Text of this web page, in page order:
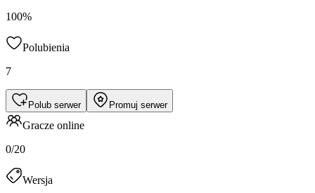
100%
Polubienia
7
Polub serwer Promuj serwer
Gracze online
0/20
Wersja